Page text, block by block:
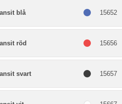
blå 15652
röd 15656
svart 15657